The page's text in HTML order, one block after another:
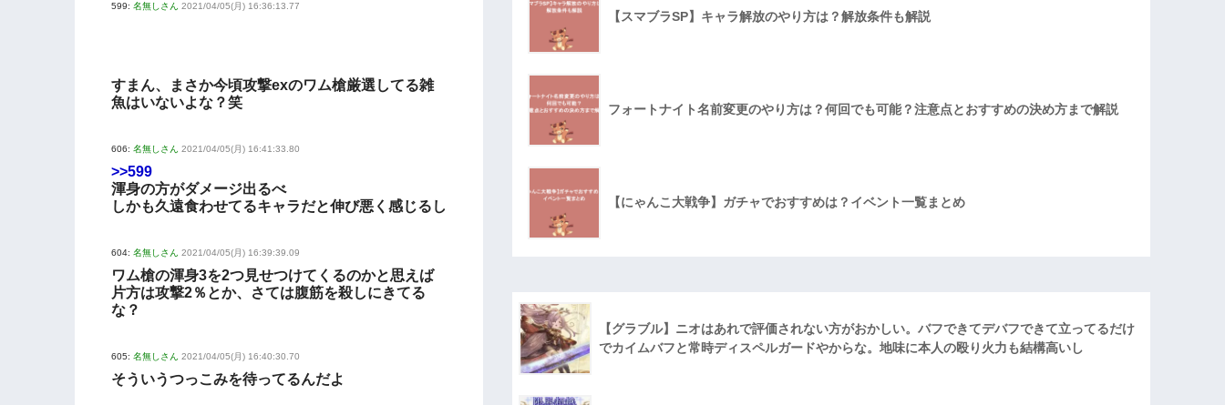
599: 名無しさん 2021/04/05(月) 16:36:13.77
すまん、まさか今頃攻撃exのワム槍厳選してる雑
魚はいないよな？笑
606: 名無しさん 2021/04/05(月) 16:41:33.80
>>599
渾身の方がダメージ出るべ
しかも久遠食わせてるキャラだと伸び悪く感じるし
604: 名無しさん 2021/04/05(月) 16:39:39.09
ワム槍の渾身3を2つ見せつけてくるのかと思えば
片方は攻撃2％とか、さては腹筋を殺しにきてる
な？
605: 名無しさん 2021/04/05(月) 16:40:30.70
そういうつっこみを待ってるんだよ
【スマブラSP】キャラ解放のやり方は？解放条件も解説
フォートナイト名前変更のやり方は？何回でも可能？注意点とおすすめの決め方まで解説
【にゃんこ大戦争】ガチャでおすすめは？イベント一覧まとめ
【グラブル】ニオはあれで評価されない方がおかしい。バフできてデバフできて立ってるだけ
でカイムバフと常時ディスペルガードやからな。地味に本人の殴り火力も結構高いし